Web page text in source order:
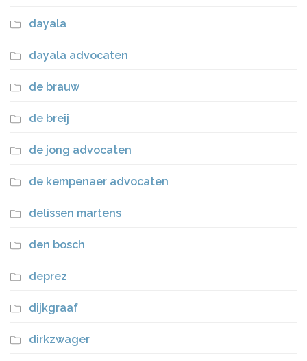
dayala
dayala advocaten
de brauw
de breij
de jong advocaten
de kempenaer advocaten
delissen martens
den bosch
deprez
dijkgraaf
dirkzwager